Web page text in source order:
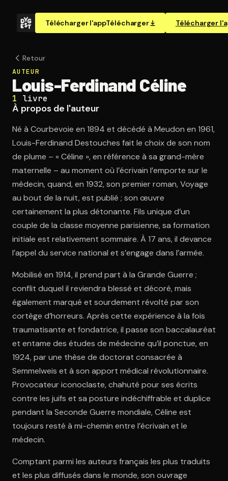
Télécharger l'appTélécharger Télécharger
Retour
AUTEUR
Louis-Ferdinand Céline
1 livre
À propos de l'auteur
Né à Courbevoie en 1894 et décédé à Meudon en 1961,
Louis-Ferdinand Destouches fait le choix de son nom
de plume – « Céline », en référence à sa grand-mère
maternelle – au moment où l’écrivain l’emporte sur le
médecin, quand, en 1932, son premier roman, Voyage
au bout de la nuit, est publié ; son œuvre
certainement la plus détonante. Fils unique d’un
couple de la classe moyenne parisienne, sa formation
initiale est relativement sommaire. À 17 ans, il devance
l’appel du service national et s’engage dans l’armée.
Mobilisé en 1914, il prend part à la Grande Guerre ;
conflit duquel il reviendra blessé et décoré, mais
également marqué et sourdement révolté par son
cortège d’horreurs. Après cette expérience à la fois
traumatisante et fondatrice, il passe son baccalauréat
et entame des études de médecine qu’il ponctue, en
1924, par une thèse de doctorat consacrée à
Semmelweis et à son apport médical révolutionnaire.
Provocateur iconoclaste, chahuté pour ses écrits
contre les juifs et sa posture indéchiffrable et duplice
pendant la Seconde Guerre mondiale, Céline est
toujours resté à mi-chemin entre l’écrivain et le
médecin.
Comptant parmi les auteurs français les plus traduits
et les plus diffusés dans le monde, son ouvrage